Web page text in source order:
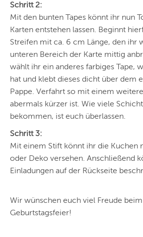
Schritt 2:
Mit den bunten Tapes könnt ihr nun
Karten entstehen lassen. Beginnt
Streifen mit ca. 6 cm Länge, den ihr
unteren Bereich der Karte mittig
wählt ihr ein anderes farbiges Tape,
hat und klebt dieses dicht über dem
Pappe. Verfahrt so mit einem
abermals kürzer ist. Wie viele
bekommen, ist euch überlassen.
Schritt 3:
Mit einem Stift könnt ihr die Kuchen
oder Deko versehen. Anschließend
Einladungen auf der Rückseite
Wir wünschen euch viel Freude
Geburtstagsfeier!